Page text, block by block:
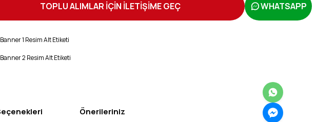
TOPLU ALIMLAR İÇİN İLETİŞİME GEÇ WHATSAPP
Önerileriniz